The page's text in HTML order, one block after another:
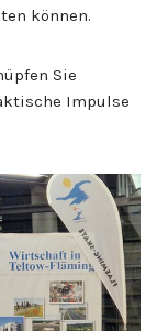
können.
Sie
Impulse